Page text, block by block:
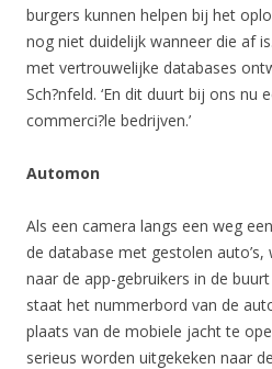
burgers kunnen helpen bij het
nog niet duidelijk wanneer die af
met vertrouwelijke databases
Sch?nfeld. ‘En dit duurt bij ons nu
commerci?le bedrijven.’
Automon
Als een camera langs een weg
de database met gestolen
naar de app-gebruikers in de
staat het nummerbord van de
plaats van de mobiele jacht te
serieus worden uitgekeken naar